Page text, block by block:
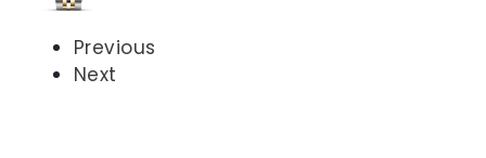
Previous
Next